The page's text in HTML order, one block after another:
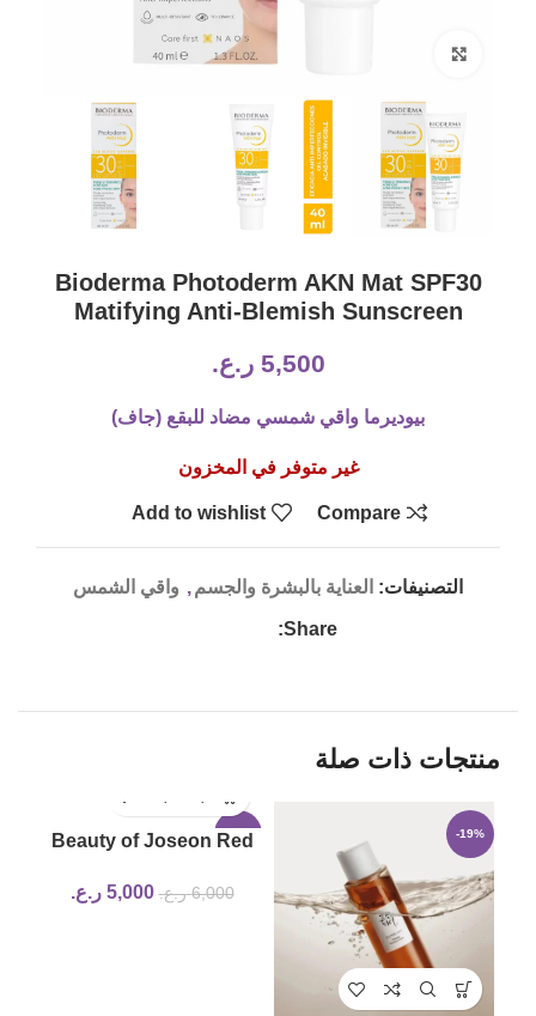
Bioderma Photoderm AKN Mat SPF30
Matifying Anti-Blemish Sunscreen
5,500 ر.ع.
بيوديرما واقي شمسي مضاد للبقع (جاف)
غير متوفر في المخزون
Compare
Add to wishlist
التصنيفات: العناية بالبشرة والجسم , واقي الشمس
Share:
منتجات ذات صلة
-19%
-17%
Beauty of Joseon Red
6,000 ر.ع. 5,000 ر.ع.